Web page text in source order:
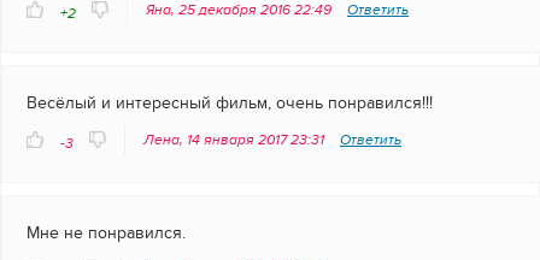
+2 Яна, 25 декабря 2016 22:49 Ответить
Весёлый и интересный фильм, очень понравился!!!
-3 Лена, 14 января 2017 23:31 Ответить
Мне не понравился.